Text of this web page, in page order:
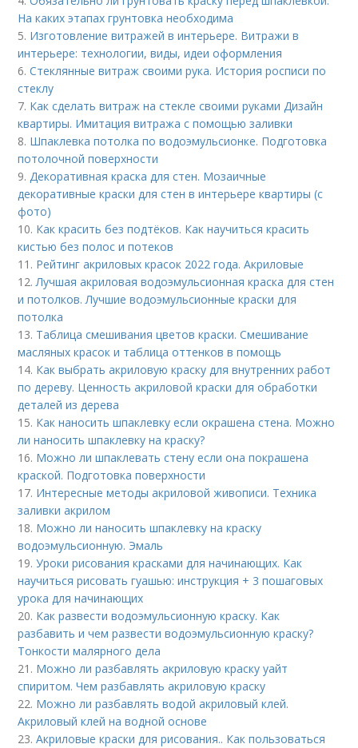
На каких этапах грунтовка необходима
5. Изготовление витражей в интерьере. Витражи в
интерьере: технологии, виды, идеи оформления
6.Стеклянные витраж своими рука. История росписи по
стеклу
7. Как сделать витраж на стекле своими руками Дизайн
квартиры. Имитация витража с помощью заливки
8. Шпаклевка потолка по водоэмульсионке. Подготовка
потолочной поверхности
9.Декоративная краска для стен. Мозаичные
декоративные краски для стен в интерьере квартиры (с
фото)
10. Как красить без подтёков. Как научиться красить
кистью без полос и потеков
11. Рейтинг акриловых красок 2022 года. Акриловые
12.Лучшая акриловая водоэмульсионная краска для стен
и потолков. Лучшие водоэмульсионные краски для
потолка
13. Таблица смешивания цветов краски. Смешивание
масляных красок и таблица оттенков в помощь
14. Как выбрать акриловую краску для внутренних работ
по дереву. Ценность акриловой краски для обработки
деталей из дерева
15. Как наносить шпаклевку если окрашена стена. Можно
ли наносить шпаклевку на краску?
16. Можно ли шпаклевать стену если она покрашена
краской. Подготовка поверхности
17. Интересные методы акриловой живописи. Техника
заливки акрилом
18. Можно ли наносить шпаклевку на краску
водоэмульсионную. Эмаль
19.Уроки рисования красками для начинающих. Как
научиться рисовать гуашью: инструкция + 3 пошаговых
урока для начинающих
20. Как развести водоэмульсионную краску. Как
разбавить и чем развести водоэмульсионную краску?
Тонкости малярного дела
21. Можно ли разбавлять акриловую краску уайт
спиритом. Чем разбавлять акриловую краску
22. Можно ли разбавлять водой акриловый клей.
Акриловый клей на водной основе
23.Акриловые краски для рисования.. Как пользоваться